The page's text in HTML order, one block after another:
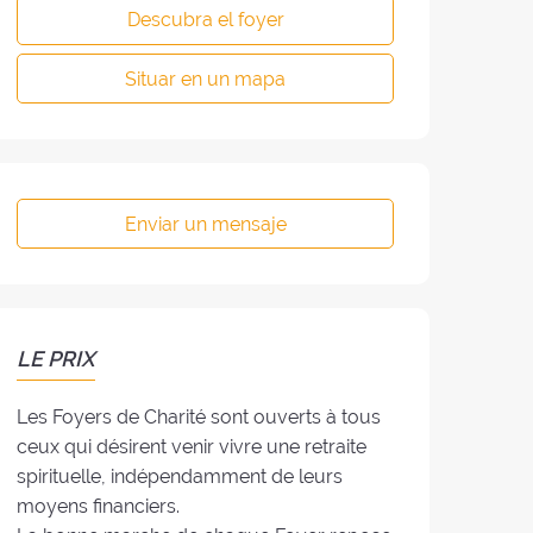
Descubra el foyer
Situar en un mapa
Enviar un mensaje
LE PRIX
Les Foyers de Charité sont ouverts à tous
ceux qui désirent venir vivre une retraite
spirituelle, indépendamment de leurs
moyens financiers.